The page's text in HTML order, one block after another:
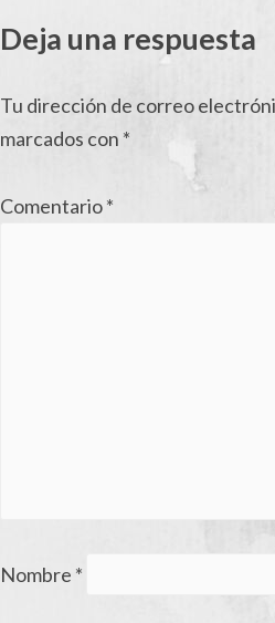
artículos
Deja una respuesta
Tu dirección de correo
marcados con *
Comentario*
Nombre *